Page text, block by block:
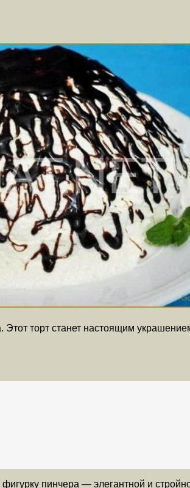
торт станет настоящим
пинчера — элегантной и